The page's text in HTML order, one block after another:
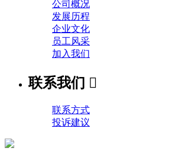
公司概况
发展历程
企业文化
员工风采
加入我们
联系我们 
联系方式
投诉建议